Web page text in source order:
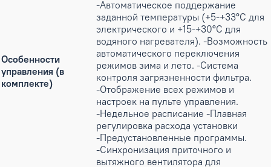
Особенности
управления (в
комплекте)
-Автоматическое поддержание
заданной температуры (+5-+33°С для
электрического и +15-+30°С для
водяного нагревателя). -Возможность
автоматического переключения
режимов зима и лето. -Система
контроля загрязненности фильтра.
-Отображение всех режимов и
настроек на пульте управления.
-Недельное расписание -Плавная
регулировка расхода установки
-Предустановленные программы.
-Синхронизация приточного и
вытяжного вентилятора для